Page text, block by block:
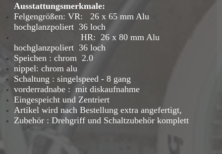
Ausstattungsmerkmale:
Felgengrößen: VR: 26 x 65 mm Alu
hochglanzpoliert 36 loch
HR: 26 x 80 mm Alu
hochglanzpoliert 36 loch
Speichen : chrom 2.0
nippel: chrom alu
Schaltung : singelspeed - 8 gang
vorderradnabe : mit diskaufnahme
Eingespeicht und Zentriert
Artikel wird nach Bestellung extra angefertigt,
Zubehör : Drehgriff und Schaltzubehör komplett